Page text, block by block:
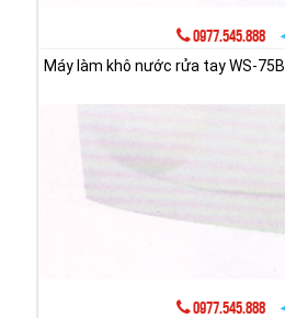
0977.545.888
Máy làm khô nước rửa tay WS-75B
0977.545.888